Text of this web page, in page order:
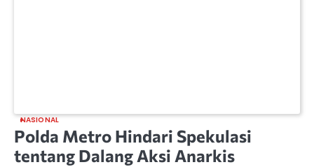
NASIONAL
Polda Metro Hindari Spekulasi
tentang Dalang Aksi Anarkis